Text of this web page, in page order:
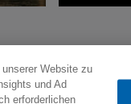
Website zu
und Ad
erforderlichen